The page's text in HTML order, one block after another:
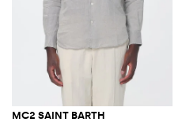
MC2 SAINT BARTH